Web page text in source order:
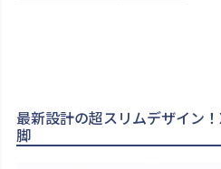
最新設計の超スリムデザイン
脚